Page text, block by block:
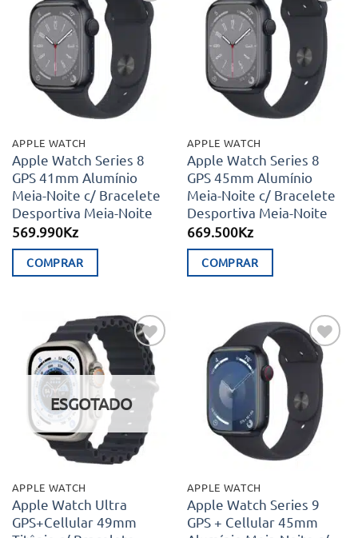
Adicionar
aos meus
APPLE WATCH
Apple Watch Series 8
GPS 41mm Alumínio
Meia-Noite c/ Bracelete
Desportiva Meia-Noite
569.990Kz
COMPRAR
Adicionar
aos meus
desejos
APPLE WATCH
Apple Watch Series 8
GPS 45mm Alumínio
Meia-Noite c/ Bracelete
Desportiva Meia-Noite
669.500Kz
COMPRAR
Adicionar
aos meus
desejos
ESGOTADO
APPLE WATCH
Apple Watch Ultra
GPS+Cellular 49mm
Adicionar
aos meus
desejos
APPLE WATCH
Apple Watch Series 9
GPS + Cellular 45mm